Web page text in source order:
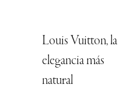
Louis Vuitton, la
elegancia más
natural